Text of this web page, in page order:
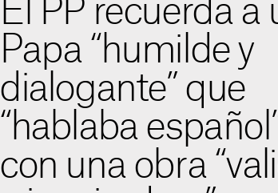
El PP recuerda a
Papa “humilde y
dialogante” que
“hablaba
con una obra